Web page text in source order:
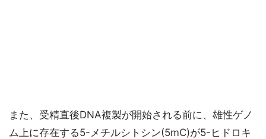
また、受精直後DNA複製が開始される前に、雄性ゲノ
ム上に存在する5-メチルシトシン(5mC)が5-ヒドロキ